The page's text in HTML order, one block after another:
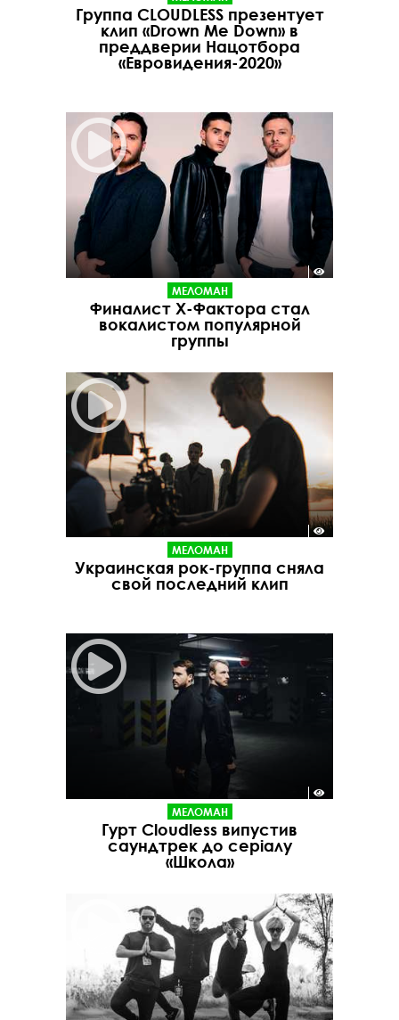
Группа CLOUDLESS презентует
клип «Drown Me Down» в
преддверии Нацотбора
«Евровидения-2020»
МЕЛОМАН
Финалист Х-Фактора стал
вокалистом популярной
группы
МЕЛОМАН
Украинская рок-группа сняла
свой последний клип
МЕЛОМАН
Гурт Cloudless випустив
саундтрек до серіалу
«Школа»